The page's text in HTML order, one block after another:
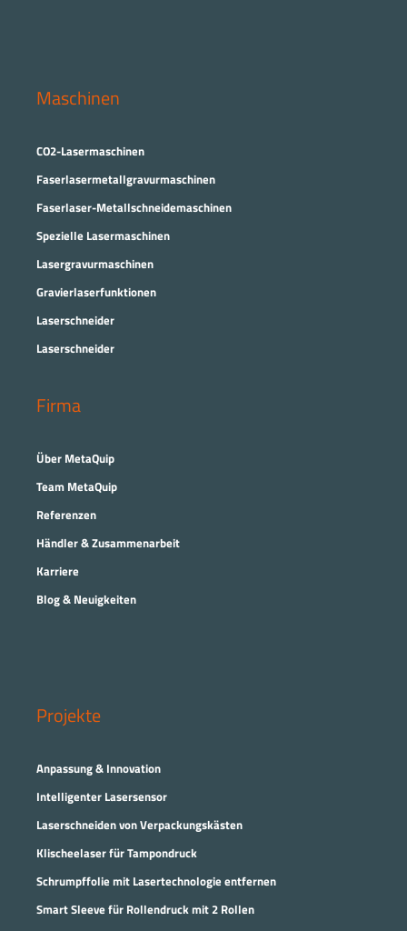
Maschinen
CO2-Lasermaschinen
Faserlasermetallgravurmaschinen
Faserlaser-Metallschneidemaschinen
Spezielle Lasermaschinen
Lasergravurmaschinen
Gravierlaserfunktionen
Laserschneider
Laserschneider
Firma
Über MetaQuip
Team MetaQuip
Referenzen
Händler & Zusammenarbeit
Karriere
Blog & Neuigkeiten
Projekte
Anpassung & Innovation
Intelligenter Lasersensor
Laserschneiden von Verpackungskästen
Klischeelaser für Tampondruck
Schrumpffolie mit Lasertechnologie entfernen
Smart Sleeve für Rollendruck mit 2 Rollen